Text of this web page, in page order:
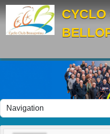
CYCLO
Panneau de gestion des cookies